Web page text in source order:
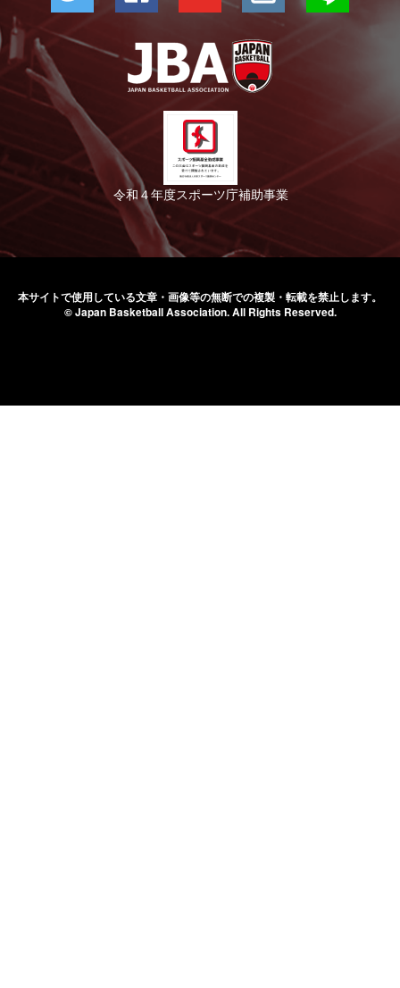
令和４年度スポーツ庁補助事業
本サイトで使用している文章・画像等の無断での複製・転載を禁止します。
© Japan Basketball Association.All Rights Reserved.